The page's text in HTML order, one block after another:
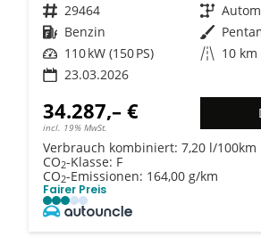
Fahrzeugnr. 29464 Getriebe
Kraftstoff Benzin Außenfarbe
Leistung 110 kW (150 PS) Kilometerstand 10 km
23.03.2026
34.287,– €
incl. 19% MwSt.
Verbrauch kombiniert: 7,20 l/100km
CO2-Klasse: F
CO2-Emissionen: 164,00 g/km
Fairer Preis